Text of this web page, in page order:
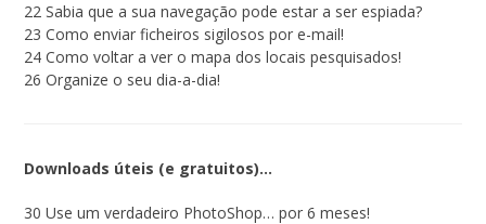
22 Sabia que a sua navegação pode estar a ser espiada?
23 Como enviar ficheiros sigilosos por e-mail!
24 Como voltar a ver o mapa dos locais pesquisados!
26 Organize o seu dia-a-dia!
Downloads úteis (e gratuitos)…
30 Use um verdadeiro PhotoShop… por 6 meses!